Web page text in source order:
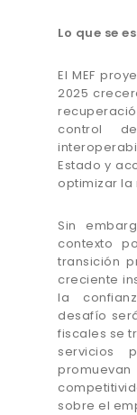
Lo que se
El MEF
2025
control
Estado y
optimizar
Sin
contexto
transición
creciente
la
desafío
fiscales se
servicios
sobre el